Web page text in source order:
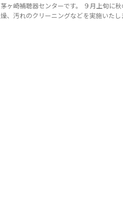
茅ヶ崎補聴器センターです。 ９月上旬に
燥、汚れのクリーニングなどを実施いた